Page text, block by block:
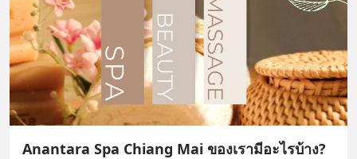
Anantara Spa Chiang Mai ของเรามีอะไรบ้าง?